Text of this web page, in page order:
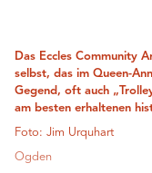
Das Eccles Community
selbst, das im Queen-
Gegend, oft auch
am besten erhaltenen
Foto: Jim Urquhart
Ogden